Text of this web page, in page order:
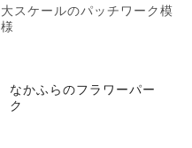
大スケールのパッチワーク模
様
なかふらのフラワーパー
ク